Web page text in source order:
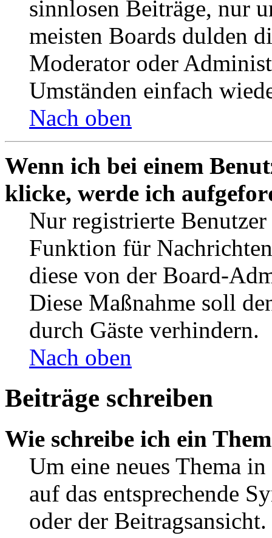
sinnlosen Beiträge, nur
meisten Boards dulden
Moderator oder
Umständen einfach
Nach oben
Wenn ich bei einem
klicke, werde ich
Nur registrierte
Funktion für
diese von der Board-
Diese Maßnahme soll
durch Gäste verhindern.
Nach oben
Beiträge schreiben
Wie schreibe ich ein
Um eine neues Thema
auf das entsprechende
oder der